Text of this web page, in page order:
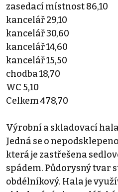
zasedací místnost 86,10
kancelář 29,10
kancelář 30,60
kancelář 14,60
kancelář 15,50
chodba 18,70
WC 5,10
Celkem 478,70
Výrobní a skladovací hala
Jedná se o
která je zastřešena
spádem. Půdorysný tvar
obdélníkový. Hala je